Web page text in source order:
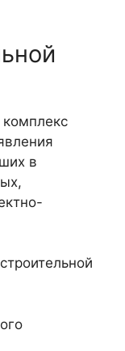
комплекс
в